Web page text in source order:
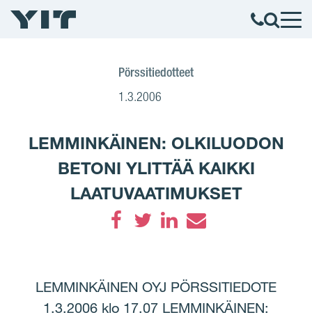
Pörssitiedotteet
1.3.2006
LEMMINKÄINEN: OLKILUODON
BETONI YLITTÄÄ KAIKKI
LAATUVAATIMUKSET
LEMMINKÄINEN OYJ PÖRSSITIEDOTE
1.3.2006 klo 17.07 LEMMINKÄINEN: